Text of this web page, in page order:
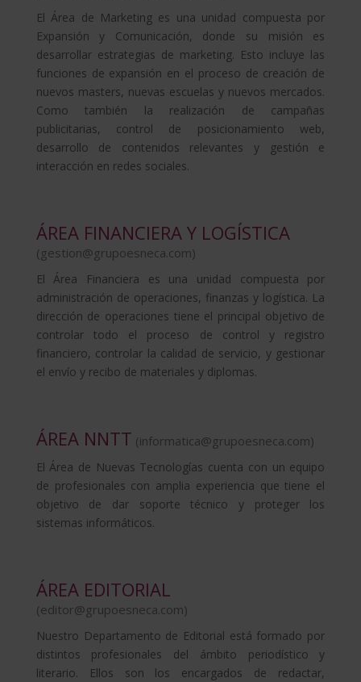
El Área de Marketing es una unidad compuesta por
Expansión y Comunicación, donde su misión es
desarrollar estrategias de marketing. Esto incluye las
funciones de expansión en el proceso de creación de
nuevos masters, nuevas escuelas y nuevos mercados.
Como también la realización de campañas
publicitarias, control de posicionamiento web,
desarrollo de contenidos relevantes y gestión e
interacción en redes sociales.
ÁREA FINANCIERA Y LOGÍSTICA
(gestion@grupoesneca.com)
El Área Financiera es una unidad compuesta por
administración de operaciones, finanzas y logística. La
dirección de operaciones tiene el principal objetivo de
controlar todo el proceso de control y registro
financiero, controlar la calidad de servicio, y gestionar
el envío y recibo de materiales y diplomas.
ÁREA NNTT (informatica@grupoesneca.com)
El Área de Nuevas Tecnologías cuenta con un equipo
de profesionales con amplia experiencia que tiene el
objetivo de dar soporte técnico y proteger los
sistemas informáticos.
ÁREA EDITORIAL
(editor@grupoesneca.com)
Nuestro Departamento de Editorial está formado por
distintos profesionales del ámbito periodístico y
literario. Ellos son los encargados de redactar,